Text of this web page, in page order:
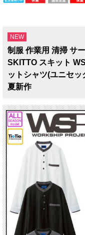
NEW
制服 作業用 清掃 サ
SKITTO スキット
ットシャツ(ユニセ
夏新作